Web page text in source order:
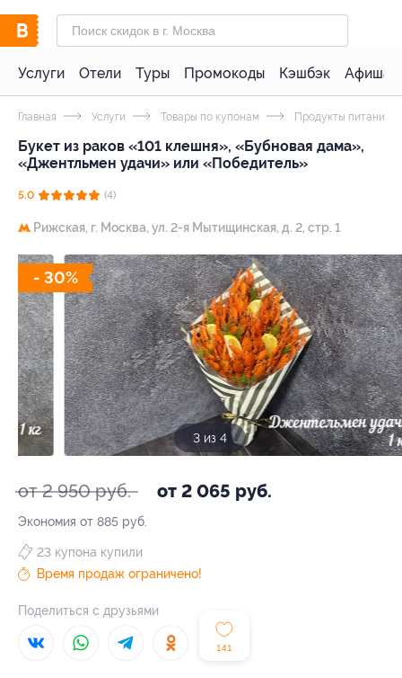
Услуги Отели Туры Промокоды Кэшбэк Афиша
Главная Услуги Товары по купонам Продукты питания
Букет из раков «101 клешня», «Бубновая дама»,
«Джентльмен удачи» или «Победитель»
5.0 (4)
Рижская, г. Москва, ул. 2-я Мытищинская, д. 2, стр. 1
- 30%
3 из 4
от 2 950 руб. от 2 065 руб.
Экономия от 885 руб.
141
23 купона купили
Время продаж ограничено!
Поделиться с друзьями